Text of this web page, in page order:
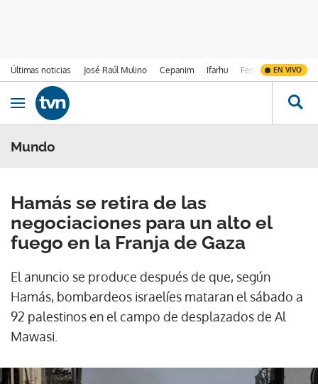
Últimas noticias José Raúl Mulino Cepanim Ifarhu Fenómeno de El
EN VIVO
Ir al contenido
Obrir navegació
Mundo
Hamás se retira de las
negociaciones para un alto el
fuego en la Franja de Gaza
El anuncio se produce después de que, según
Hamás, bombardeos israelíes mataran el sábado a
92 palestinos en el campo de desplazados de Al
Mawasi.